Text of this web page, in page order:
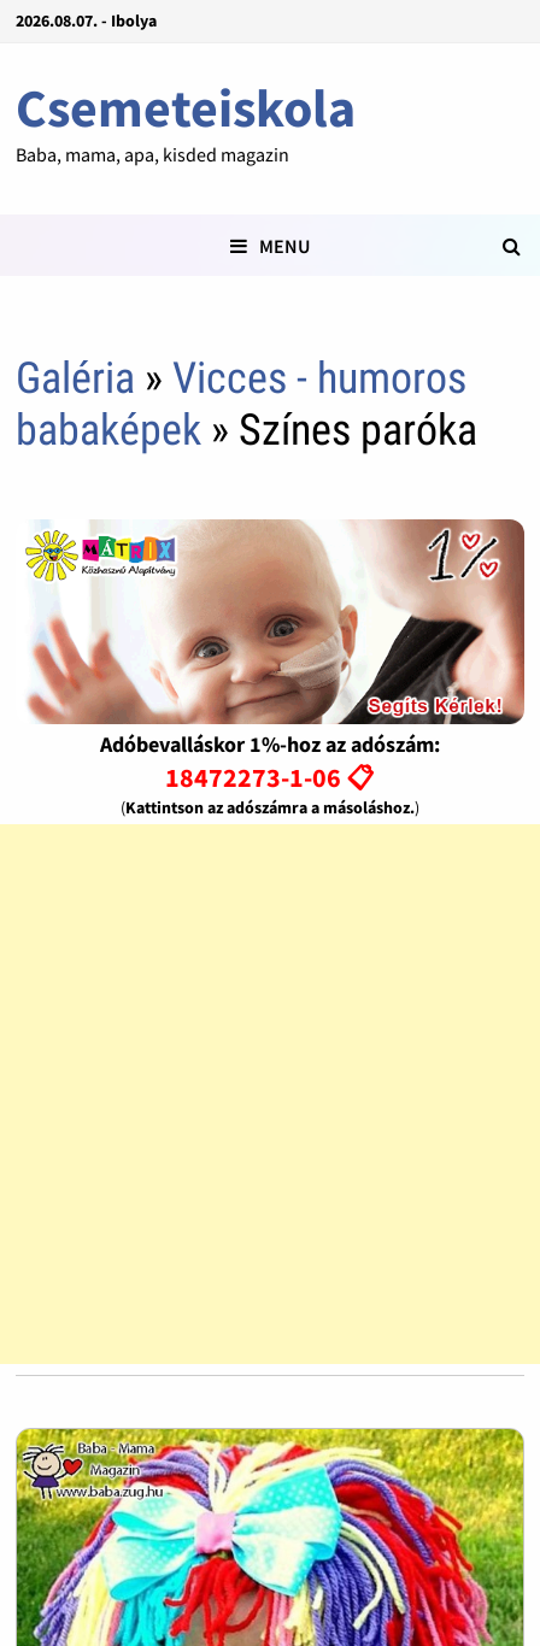
2026.08.07. - Ibolya
Csemeteiskola
Baba, mama, apa, kisded magazin
MENU
Galéria » Vicces - humoros
babaképek» Színes paróka
Adóbevalláskor 1%-hoz az adószám:
18472273-1-06 📋
(Kattintson az adószámra a másoláshoz.)